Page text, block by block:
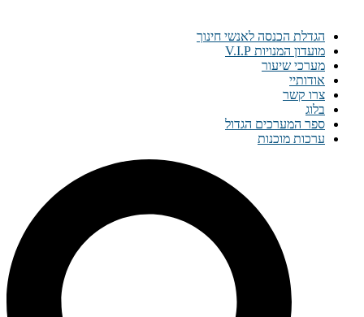
הגדלת הכנסה לאנשי חינוך
מועדון המנויות V.I.P
מערכי שיעור
אודותיי
צרו קשר
בלוג
ספר המערכים הגדול
ערכות מוכנות